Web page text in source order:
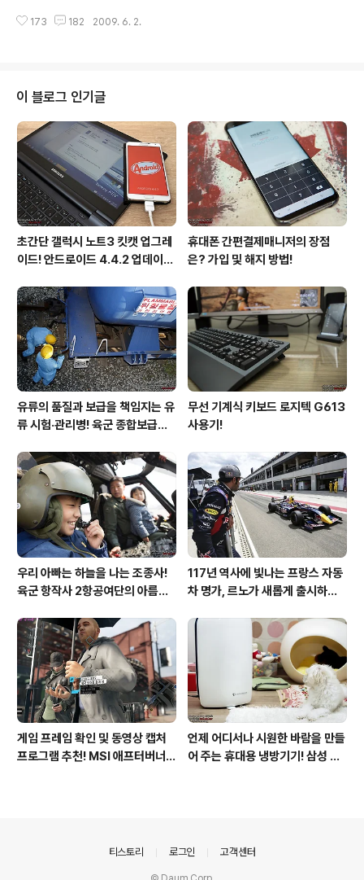
없었다. 호국훈련이란? 합참참모본부주관의 육, 해, 공군의
때 기억나는 사건을 재구성하여 작성하고 있습니다. 고로
오고 있지만 이놈의 군대는 여전히 추위와의 전쟁이었다.
군대에서는 여름과 겨울만이 존재하는 것 같다. 굳이 사계
절로 만들자면, 무지 추운겨울과 겨울, 무지 더운 여름과 여
름이 존재한다. 지난달 혹한기와 전투사격 훈련도 마쳤고,
3월초는 딱히 잡힌 일정이 없었다. 주둔지에서 몇주만 무
사히 버티면, 3월말에 계획된 경계파견을..
173 182 2009. 6. 2.
이 블로그 인기글
초간단 갤럭시 노트3 킷캣 업그레
이드! 안드로이드 4.4.2 업데이트
휴대폰 간편결제매니저의 장점
은? 가입 및 해지 방법!
유류의 품질과 보급을 책임지는 유
류 시험·관리병! 육군 종합보급창
무선 기계식 키보드 로지텍 G613
사용기!
우리 아빠는 하늘을 나는 조종사!
육군 항작사 2항공여단의 아름다
117년 역사에 빛나는 프랑스 자동
차 명가, 르노가 새롭게 출시하는
게임 프레임 확인 및 동영상 캡처
프로그램 추천! MSI 애프터버너
언제 어디서나 시원한 바람을 만들
어 주는 휴대용 냉방기기! 삼성 포
티스토리 로그인 고객센터